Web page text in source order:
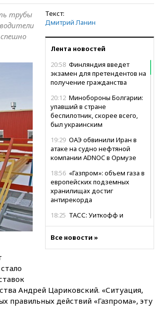
Текст:
Дмитрий Ланин
Лента новостей
20:58 Финляндия введет
экзамен для претендентов на
получение гражданства
20:12 Минобороны Болгарии:
упавший в стране
беспилотник, скорее всего,
был украинским
19:29 ОАЭ обвинили Иран в
атаке на судно нефтяной
компании ADNOC в Ормузе
18:56 «Газпром»: объем газа в
европейских подземных
хранилищах достиг
антирекорда
18:25 ТАСС: Уиткофф и
Кушнер могут вскоре посетить
17:43«Тиса» выдвинула экс-
16:50 Politico: «Газовая
авантюра Германии ставит под
угрозу европейскую зиму»
Все новости »
трубы
Андрей Цариковский. «Ситуация,
правильных действий «Газпрома», эту